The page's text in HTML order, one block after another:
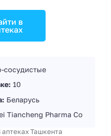
в
сосудистые
10
Беларусь
Tiancheng Pharma Co
Ташкента